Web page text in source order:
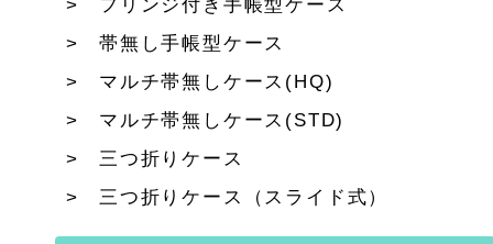
フリンジ付き手帳型ケース
帯無し手帳型ケース
マルチ帯無しケース(HQ)
マルチ帯無しケース(STD)
三つ折りケース
三つ折りケース（スライド式）